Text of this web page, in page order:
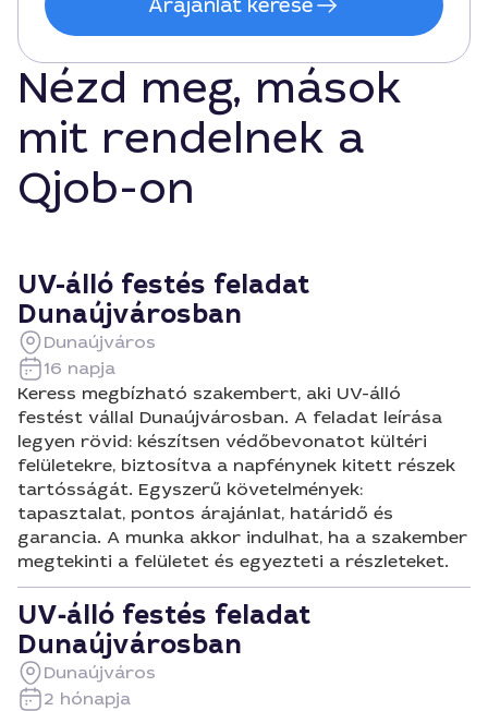
Árajánlat kérése
Nézd meg, mások
mit rendelnek a
Qjob-on
UV-álló festés feladat
Dunaújvárosban
Dunaújváros
16 napja
Keress megbízható szakembert, aki UV-álló
festést vállal Dunaújvárosban. A feladat leírása
legyen rövid: készítsen védőbevonatot kültéri
felületekre, biztosítva a napfénynek kitett részek
tartósságát. Egyszerű követelmények:
tapasztalat, pontos árajánlat, határidő és
garancia. A munka akkor indulhat, ha a szakember
megtekinti a felületet és egyezteti a részleteket.
UV‑álló festés feladat
Dunaújvárosban
Dunaújváros
2 hónapja